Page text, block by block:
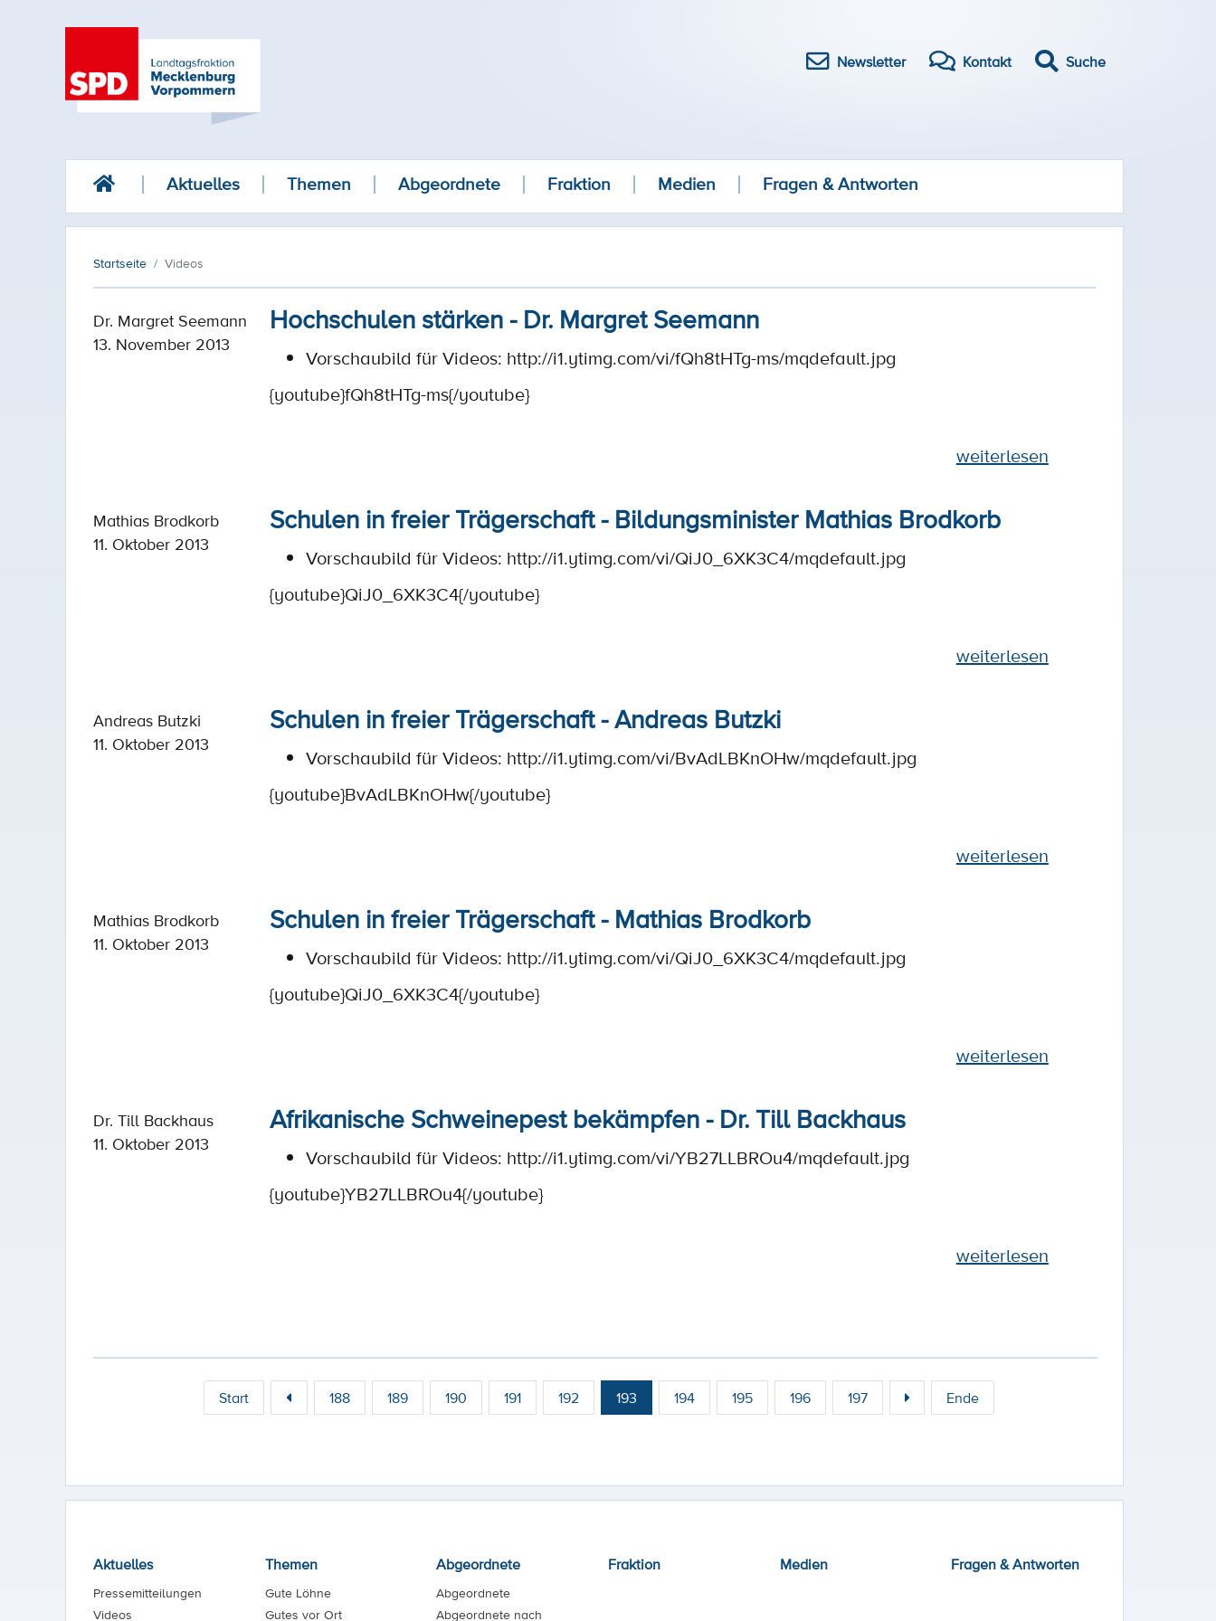
Newsletter Kontakt Suche
Aktuelles Themen Abgeordnete Fraktion Medien Fragen & Antworten
Startseite Videos
Dr. Margret Seemann
13. November 2013
Hochschulen stärken - Dr. Margret Seemann
Vorschaubild für Videos: http://i1.ytimg.com/vi/fQh8tHTg-ms/mqdefault.jpg
{youtube}fQh8tHTg-ms{/youtube}
weiterlesen
Mathias Brodkorb
11. Oktober 2013
Schulen in freier Trägerschaft - Bildungsminister Mathias Brodkorb
Vorschaubild für Videos: http://i1.ytimg.com/vi/QiJ0_6XK3C4/mqdefault.jpg
{youtube}QiJ0_6XK3C4{/youtube}
weiterlesen
Andreas Butzki
11. Oktober 2013
Schulen in freier Trägerschaft - Andreas Butzki
Vorschaubild für Videos: http://i1.ytimg.com/vi/BvAdLBKnOHw/mqdefault.jpg
{youtube}BvAdLBKnOHw{/youtube}
weiterlesen
Mathias Brodkorb
11. Oktober 2013
Schulen in freier Trägerschaft - Mathias Brodkorb
Vorschaubild für Videos: http://i1.ytimg.com/vi/QiJ0_6XK3C4/mqdefault.jpg
{youtube}QiJ0_6XK3C4{/youtube}
weiterlesen
Dr. Till Backhaus
11. Oktober 2013
Afrikanische Schweinepest bekämpfen - Dr. Till Backhaus
Vorschaubild für Videos: http://i1.ytimg.com/vi/YB27LLBROu4/mqdefault.jpg
{youtube}YB27LLBROu4{/youtube}
weiterlesen
Start 188 189 190 191 192 193 194 195 196 197 Ende
Aktuelles
Pressemitteilungen
Videos
Themen
Gute Löhne
Gutes vor Ort
Abgeordnete
Abgeordnete
Abgeordnete nach
Fraktion Medien Fragen & Antworten